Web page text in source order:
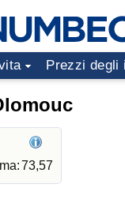
Prezzi degli
73,57